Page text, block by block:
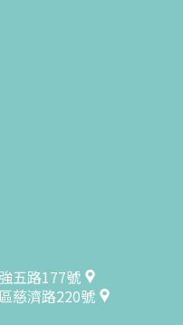
五路177號
慈濟路220號